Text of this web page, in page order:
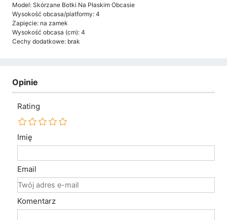
Model: Skórzane Botki Na Płaskim Obcasie
Wysokość obcasa/platformy: 4
Zapięcie: na zamek
Wysokość obcasa (cm): 4
Cechy dodatkowe: brak
Opinie
Rating
Imię
Email
Komentarz